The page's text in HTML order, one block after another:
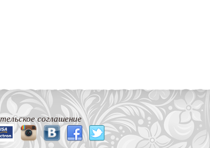
соглашение